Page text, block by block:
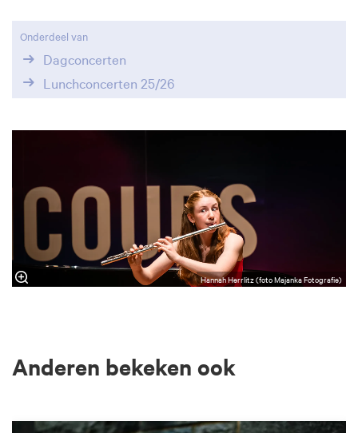
Onderdeel van
Dagconcerten
Lunchconcerten 25/26
Hannah Herrlitz (foto Majanka Fotografie)
Anderen bekeken ook